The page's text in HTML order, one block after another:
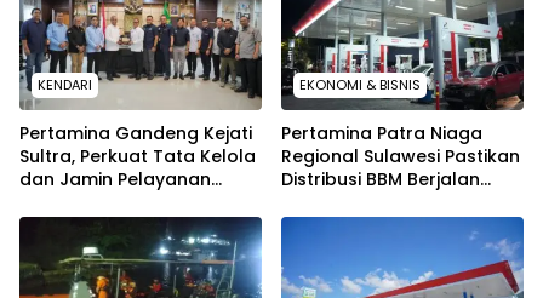
KENDARI
Pertamina Gandeng Kejati
Sultra, Perkuat Tata Kelola
dan Jamin Pelayanan
EKONOMI & BISNIS
Pertamina Patra Niaga
Regional Sulawesi Pastikan
Distribusi BBM Berjalan
Seluruh Wilayah Sulawesi